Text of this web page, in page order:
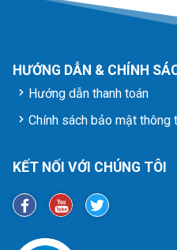
HƯỚNG DẪN & CHÍNH
Hướng dẫn thanh toán
Chính sách bảo mật thông
KẾT NỐI VỚI CHÚNG TÔI